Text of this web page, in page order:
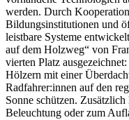
werden. Durch
Bildungsinstitutionen und
leistbare Systeme
auf dem Holzweg“ von
vierten Platz
Hölzern mit einer
Radfahrer:innen auf den
Sonne schützen.
Beleuchtung oder zum